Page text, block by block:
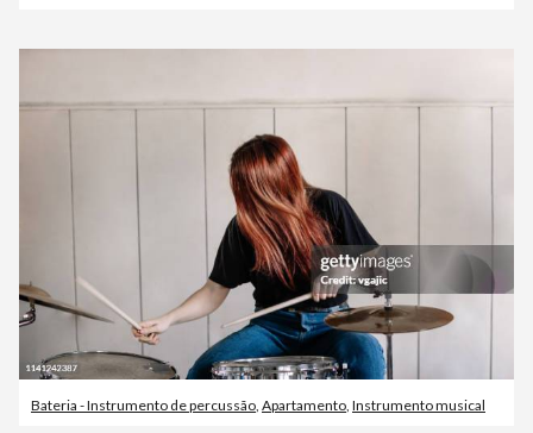
Bateria - Instrumento de percussão Apartamento Instrumento musical